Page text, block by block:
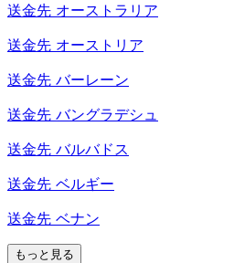
送金先 オーストラリア
送金先 オーストリア
送金先 バーレーン
送金先 バングラデシュ
送金先 バルバドス
送金先 ベルギー
送金先 ベナン
もっと見る